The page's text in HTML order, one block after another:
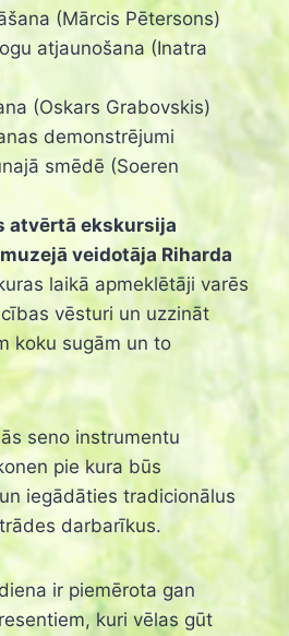
(Mārcis Pētersons)
atjaunošana (Inatra
(Oskars Grabovskis)
demonstrējumi
smēdē (Soeren
atvērtā ekskursija
veidotāja Riharda
laikā apmeklētāji varēs
vēsturi un uzzināt
koku sugām un to
seno instrumentu
pie kura būs
iegādāties tradicionālus
darbarīkus.
ir piemērota gan
kuri vēlas gūt